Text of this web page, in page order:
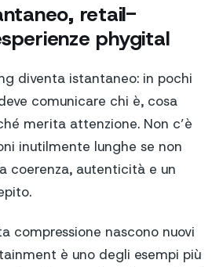
retail-
phygital
diventa istantaneo: in pochi
comunicare chi è, cosa
merita attenzione. Non c’è
inutilmente lunghe se non
coerenza, autenticità e un
compressione nascono nuovi
è uno degli esempi più